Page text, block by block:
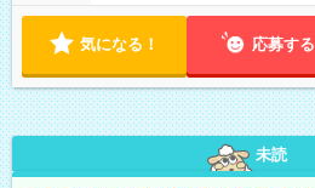
気になる！ 応募する
未読